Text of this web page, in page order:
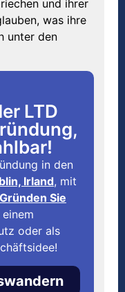
und ihrer
was ihre
unter den
LTD
in den
Irland, mit
Gründen Sie
oder als